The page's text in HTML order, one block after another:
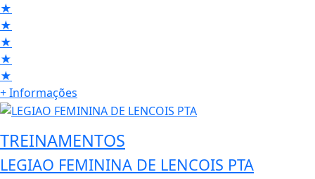
★
★
★
★
★
+ Informações
TREINAMENTOS
LEGIAO FEMININA DE LENCOIS PTA